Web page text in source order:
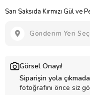
Sarı Saksıda Kırmızı Gül ve
Gönderim Yeri
Görsel Onayı!
Siparişin yola
fotoğrafını önce siz